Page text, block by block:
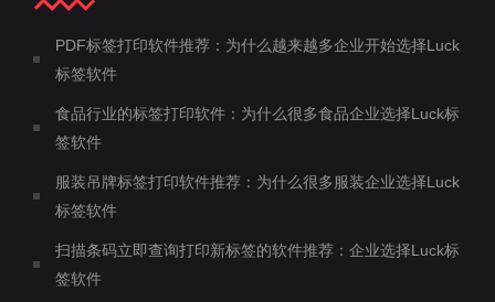
PDF标签打印软件推荐：为什么越来越多企业开始选择Luck
标签软件
食品行业的标签打印软件：为什么很多食品企业选择Luck标
签软件
服装吊牌标签打印软件推荐：为什么很多服装企业选择Luck
标签软件
扫描条码立即查询打印新标签的软件推荐：企业选择Luck标
签软件